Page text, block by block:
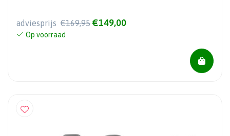
adviesprijs €169,95 €149,00
Op voorraad